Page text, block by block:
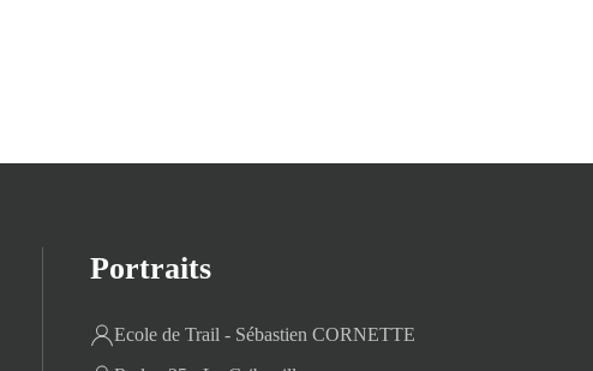
Portraits
Ecole de Trail - Sébastien CORNETTE